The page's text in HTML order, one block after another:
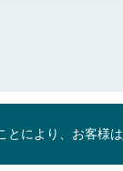
とにより、お客様は